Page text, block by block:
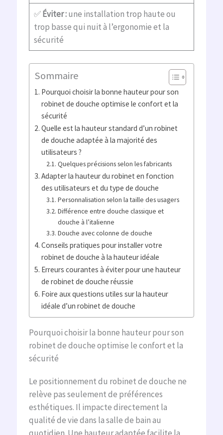
✅Éviter :une installation trop haute ou
trop basse qui nuit à l’ergonomie et la
sécurité
Sommaire
Pourquoi choisir la bonne hauteur pour son
robinet de douche optimise le confort et la
sécurité
Quelle est la hauteur standard d’un robinet
de douche adaptée à la majorité des
utilisateurs ?
Quelques précisions selon les fabricants
Adapter la hauteur du robinet en fonction
des utilisateurs et du type de douche
Personnalisation selon la taille des usagers
Différence entre douche classique et
douche à l’italienne
Douche avec colonne de douche
Conseils pratiques pour installer votre
robinet de douche à la hauteur idéale
Erreurs courantes à éviter pour une hauteur
de robinet de douche réussie
Foire aux questions utiles sur la hauteur
idéale d’un robinet de douche
Pourquoi choisir la bonne hauteur pour son
robinet de douche optimise le confort et la
sécurité
Le positionnement du robinet de douche ne
relève pas seulement de préférences
esthétiques. Il impacte directement la
qualité de vie dans la salle de bain au